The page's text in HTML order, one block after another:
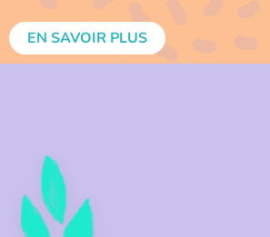
EN SAVOIR PLUS